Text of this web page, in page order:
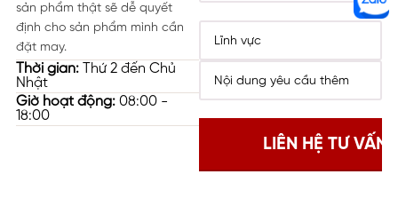
sản phẩm thật sẽ dễ quyết
định cho sản phẩm mình cần
đặt may.
Thời gian:Thứ 2 đến Chủ
Nhật
Giờ hoạt động:08:00 -
18:00